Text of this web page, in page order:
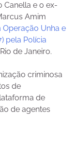
Canella e o ex-
Amim
Operação Unha e
pela Polícia
de Janeiro.
criminosa
de
de
de agentes